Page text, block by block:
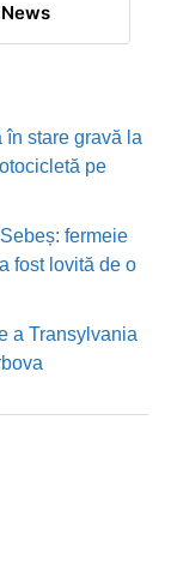
în stare gravă la
pe
fermeie
fost lovită de o
a Transylvania